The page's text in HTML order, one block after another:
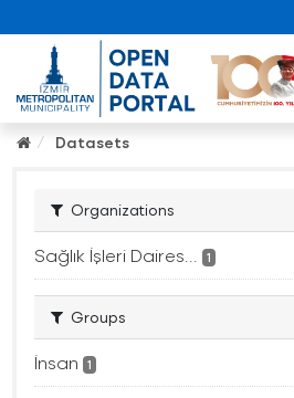
Datasets
Organizations
Sağlık İşleri Daires... 1
Groups
İnsan 1